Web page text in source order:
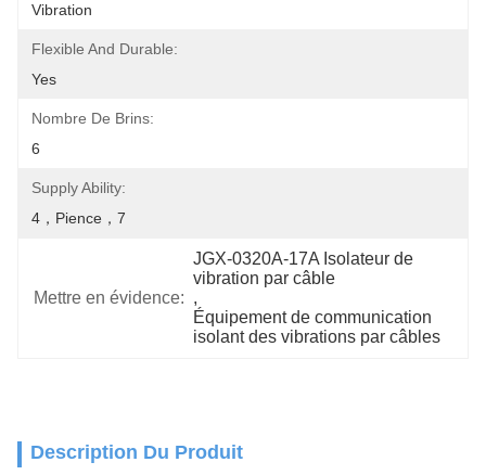
Vibration
Flexible And Durable:
Yes
Nombre De Brins:
6
Supply Ability:
4，pience，7
Mettre en évidence:
JGX-0320A-17A Isolateur de
vibration par câble
,
Équipement de communication
isolant des vibrations par câbles
Description Du Produit